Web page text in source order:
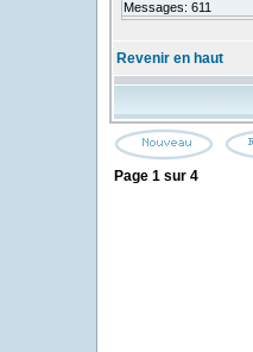
Messages: 611
Revenir en haut
Page 1sur 4